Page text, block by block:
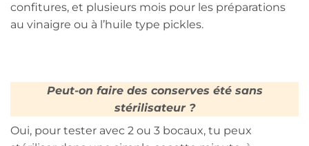
confitures, et plusieurs mois pour les préparations
au vinaigre ou à l’huile type pickles.
Peut-on faire des conserves été sans
stérilisateur ?
Oui, pour tester avec 2 ou 3 bocaux, tu peux